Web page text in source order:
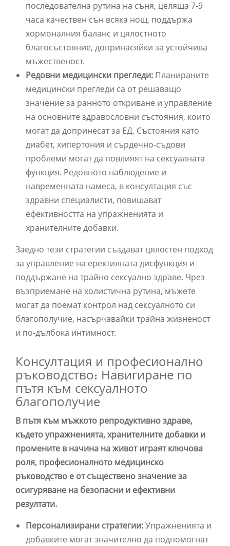
последователна рутина на съня, целяща 7-9
часа качествен сън всяка нощ, поддържа
хормоналния баланс и цялостното
благосъстояние, допринасяйки за устойчива
мъжественост.
Редовни медицински прегледи: Планираните
медицински прегледи са от решаващо
значение за ранното откриване и управление
на основните здравословни състояния, които
могат да допринесат за ЕД. Състояния като
диабет, хипертония и сърдечно-съдови
проблеми могат да повлияят на сексуалната
функция. Редовното наблюдение и
навременната намеса, в консултация със
здравни специалисти, повишават
ефективността на упражненията и
хранителните добавки.
Заедно тези стратегии създават цялостен подход
за управление на еректилната дисфункция и
поддържане на трайно сексуално здраве. Чрез
възприемане на холистична рутина, мъжете
могат да поемат контрол над сексуалното си
благополучие, насърчавайки трайна жизненост
и по-дълбока интимност.
Консултация и професионално
ръководство: Навигиране по
пътя към сексуалното
благополучие
В пътя към мъжкото репродуктивно здраве,
където упражненията, хранителните добавки и
промените в начина на живот играят ключова
роля, професионалното медицинско
ръководство е от съществено значение за
осигуряване на безопасни и ефективни
резултати.
Персонализирани стратегии:Упражненията и
добавките могат значително да подпомогнат